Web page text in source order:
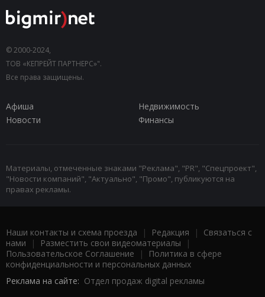
© 2000-2024,
ТОВ «КЕПРЕЙТ ПАРТНЕРС»".
Все права защищены.
Афиша
Недвижимость
Новости
Финансы
Материалы, отмеченные знаками "Реклама", "PR", "Спецпроект",
"Новости компаний", "Актуально", "Промо", публикуются на
правах рекламы.
Наши контакты и схема проезда | Редакция | Связаться с
нами | Разместить свои видеоматериалы |
Пользовательское Соглашение |
Политика в сфере
конфиденциальности и персональных данных
Реклама на сайте: Отдел продаж digital рекламы